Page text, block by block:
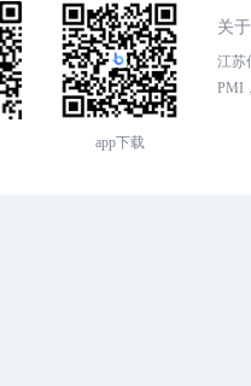
app下载
关
江苏
PMI